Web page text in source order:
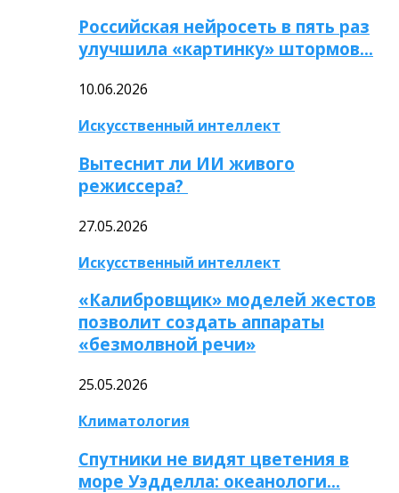
Российская нейросеть в пять раз
улучшила «картинку» штормов…
10.06.2026
Искусственный интеллект
Вытеснит ли ИИ живого
режиссера?
27.05.2026
Искусственный интеллект
«Калибровщик» моделей жестов
позволит создать аппараты
«безмолвной речи»
25.05.2026
Климатология
Спутники не видят цветения в
море Уэдделла: океанологи…